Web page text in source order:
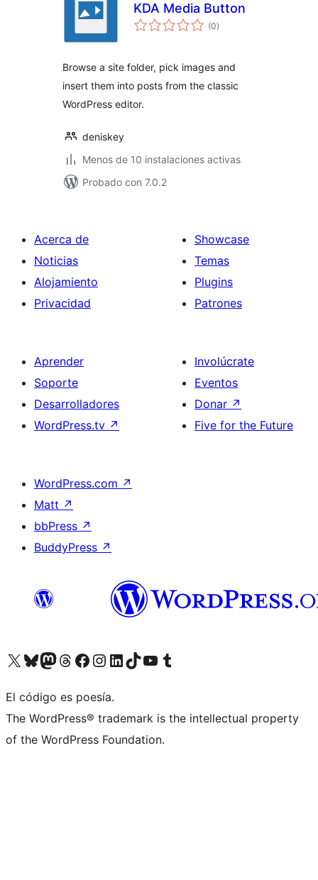
KDA Media Button
(0evaluación
total
)
Browse a site folder, pick images and
insert them into posts from the classic
WordPress editor.
deniskey
Menos de 10 instalaciones activas
Probado con 7.0.2
Acerca de
Noticias
Alojamiento
Privacidad
Showcase
Temas
Plugins
Patrones
Aprender
Soporte
Desarrolladores
WordPress.tv ↗
Involúcrate
Eventos
Donar ↗
Five for the Future
WordPress.com ↗
Matt ↗
bbPress ↗
BuddyPress ↗
Visita nuestra cuenta de X (anteriormente Twitter)
Visita nuestra cuenta de Bluesky
Visita nuestra cuenta de Mastodon
Visita nuestra cuenta de Threads
Visita nuestra página de Facebook
Visita nuestra cuenta de Instagram
Visita nuestra cuenta de LinkedIn
Visita nuestra cuenta de TikTok
Visita nuestro canal de YouTube
Visita nuestra cuenta de Tumblr
El código es poesía.
The WordPress® trademark is the intellectual property
of the WordPress Foundation.